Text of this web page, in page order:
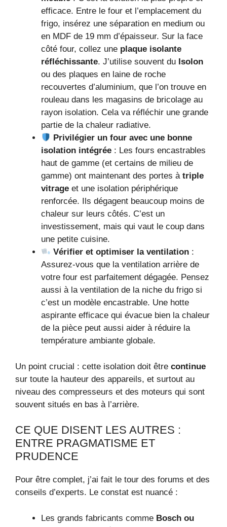
efficace. Entre le four et l’emplacement du
frigo, insérez une séparation en medium ou
en MDF de 19 mm d’épaisseur. Sur la face
côté four, collez une plaque isolante
réfléchissante. J’utilise souvent du Isolon
ou des plaques en laine de roche
recouvertes d’aluminium, que l’on trouve en
rouleau dans les magasins de bricolage au
rayon isolation. Cela va réfléchir une grande
partie de la chaleur radiative.
Privilégier un four avec une bonne
isolation intégrée : Les fours encastrables
haut de gamme (et certains de milieu de
gamme) ont maintenant des portes à triple
vitrage et une isolation périphérique
renforcée. Ils dégagent beaucoup moins de
chaleur sur leurs côtés. C’est un
investissement, mais qui vaut le coup dans
une petite cuisine.
Vérifier et optimiser la ventilation :
Assurez-vous que la ventilation arrière de
votre four est parfaitement dégagée. Pensez
aussi à la ventilation de la niche du frigo si
c’est un modèle encastrable. Une hotte
aspirante efficace qui évacue bien la chaleur
de la pièce peut aussi aider à réduire la
température ambiante globale.
Un point crucial : cette isolation doit être continue
sur toute la hauteur des appareils, et surtout au
niveau des compresseurs et des moteurs qui sont
souvent situés en bas à l’arrière.
CE QUE DISENT LES AUTRES :
ENTRE PRAGMATISME ET
PRUDENCE
Pour être complet, j’ai fait le tour des forums et des
conseils d’experts. Le constat est nuancé :
Les grands fabricants comme Bosch ou